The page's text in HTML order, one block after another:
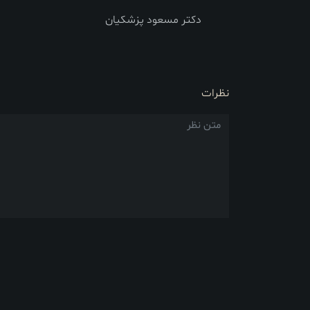
دکتر مسعود پزشکیان
نظرات